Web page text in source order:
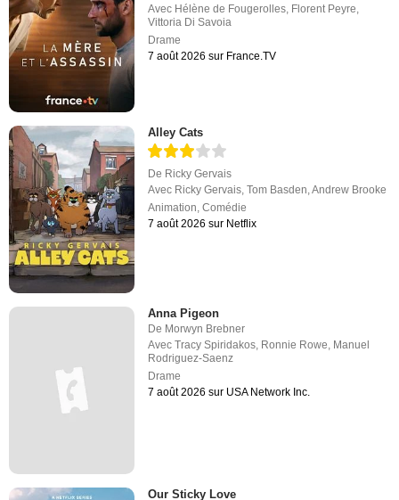
Avec Hélène de Fougerolles Florent Peyre
Vittoria Di Savoia
Drame
7 août 2026 sur France.TV
Alley Cats
De Ricky Gervais
Avec Ricky Gervais,Tom Basden,Andrew Brooke
Animation,Comédie
7 août 2026 sur Netflix
Anna Pigeon
De Morwyn Brebner
AvecTracy Spiridakos, Ronnie Rowe, Manuel
Rodriguez-Saenz
Drame
7 août 2026 sur USA Network Inc.
Our Sticky Love